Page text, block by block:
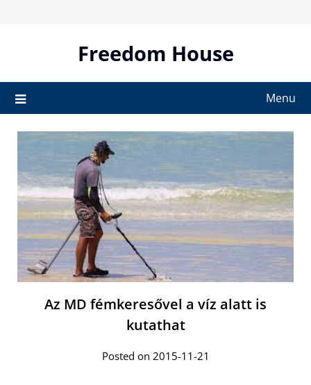
Freedom House
Menu
Az MD fémkeresővel a víz alatt is
kutathat
Posted on 2015-11-21